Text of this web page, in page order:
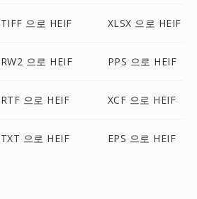
TIFF 으로 HEIF XLSX 으로 HEIF
RW2 으로 HEIF PPS 으로 HEIF
RTF 으로 HEIF XCF 으로 HEIF
TXT 으로 HEIF EPS 으로 HEIF